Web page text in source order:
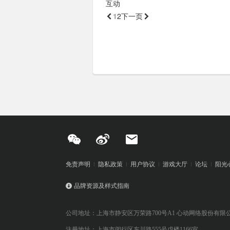
互动
 12下一页
免责声明 隐私政策 用户协议 游戏大厅 论坛 阳光
品牌资源及样式指南
公司地址：上海市静安区万荣路700号A1 心动网络股份有限